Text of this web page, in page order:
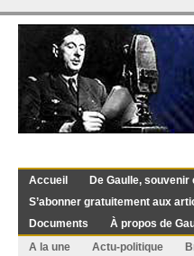
Accueil De Gaulle, souvenir
S’abonner gratuitement aux
Documents
À propos de
A la une
Actu-politique